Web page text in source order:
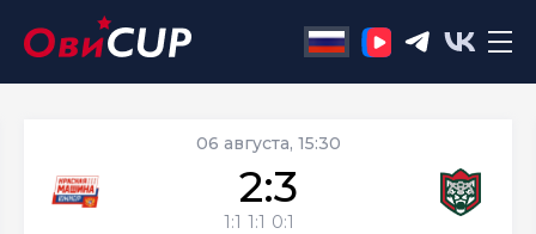
06 августа, 15:30
2:3
1:1 1:1 0:1